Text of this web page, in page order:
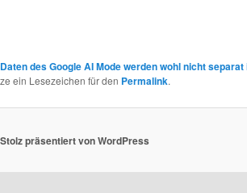
Daten des Google AI Mode werden wohl nicht
ein Lesezeichen für den Permalink.
präsentiert von WordPress